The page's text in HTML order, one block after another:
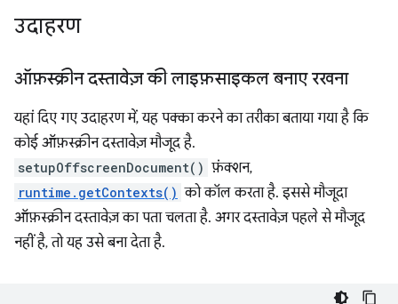
उदाहरण
ऑफ़स्क्रीन दस्तावेज़ की लाइफ़साइकल बनाए रखना
यहां दिए गए उदाहरण में, यह पक्का करने का तरीका बताया गया है कि
कोई ऑफ़स्क्रीन दस्तावेज़ मौजूद है.
setupOffscreenDocument() फ़ंक्शन,
runtime.getContexts() को कॉल करता है. इससे मौजूदा
ऑफ़स्क्रीन दस्तावेज़ का पता चलता है. अगर दस्तावेज़ पहले से मौजूद
नहीं है, तो यह उसे बना देता है.